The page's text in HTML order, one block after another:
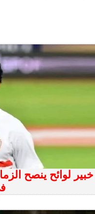
خبير لوائح ينصح